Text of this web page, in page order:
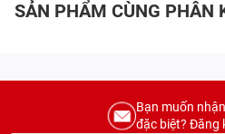
SẢN PHẨM CÙNG PHÂN
Bạn muốn
đặc biệt? Đăng